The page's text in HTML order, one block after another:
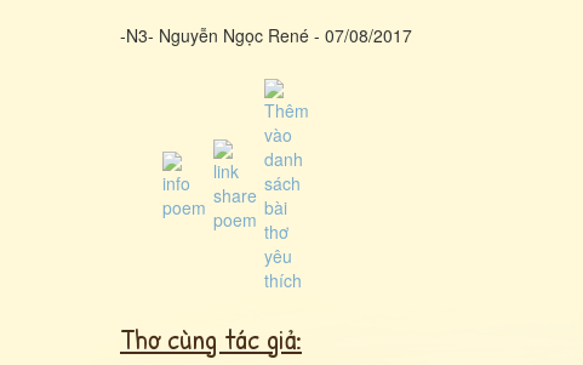
-N3- Nguyễn Ngọc René - 07/08/2017
Thơ cùng tác giả: